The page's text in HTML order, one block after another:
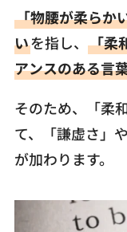
「物腰が柔らか
いを指し、 「柔
アンスのある言
そのため、「柔
て、「謙虚さ」
が加わります。